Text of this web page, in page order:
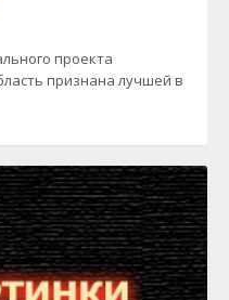
проекта
признана лучшей в